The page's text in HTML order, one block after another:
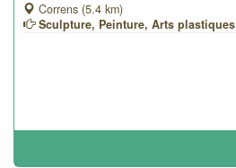
Correns (5.4 km)
Sculpture, Peinture, Arts plastiques